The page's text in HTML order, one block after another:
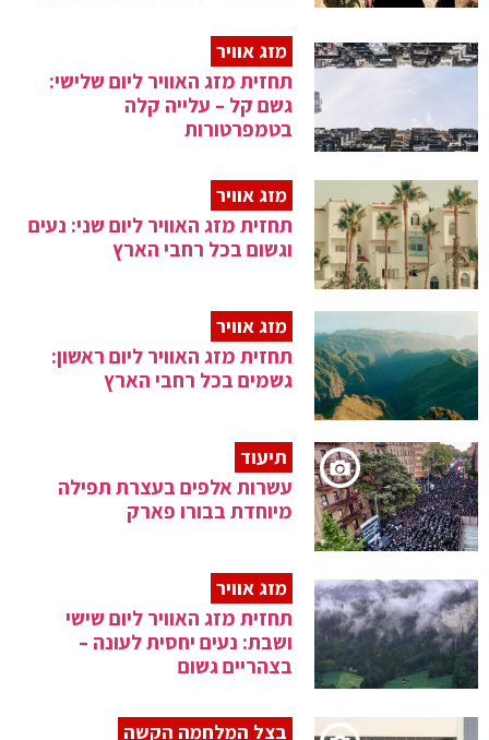
מזג אוויר
תחזית מזג האוויר ליום שלישי:
גשם קל – עלייה קלה
בטמפרטורות
מזג אוויר
תחזית מזג האוויר ליום שני: נעים
וגשום בכל רחבי הארץ
מזג אוויר
תחזית מזג האוויר ליום ראשון:
גשמים בכל רחבי הארץ
תיעוד
עשרות אלפים בעצרת תפילה
מיוחדת בבורו פארק
מזג אוויר
תחזית מזג האוויר ליום שישי
ושבת: נעים יחסית לעונה –
בצהריים גשום
בצל המלחמה הקשה